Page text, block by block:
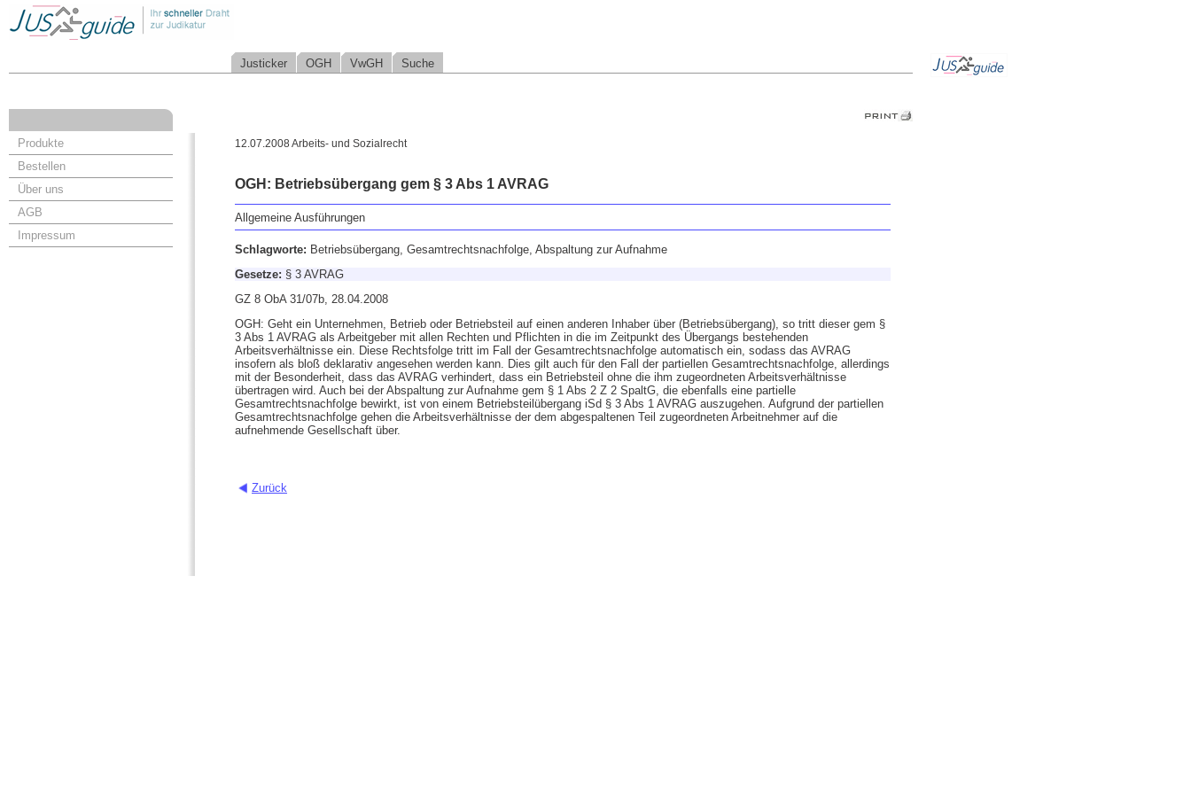
Justicker OGH VwGH Suche
Produkte
Bestellen
Über uns
AGB
Impressum
12.07.2008 Arbeits- und Sozialrecht
OGH: Betriebsübergang gem § 3 Abs 1 AVRAG
Allgemeine Ausführungen
Schlagworte: Betriebsübergang, Gesamtrechtsnachfolge, Abspaltung zur Aufnahme
Gesetze: § 3 AVRAG
GZ 8 ObA 31/07b, 28.04.2008
OGH: Geht ein Unternehmen, Betrieb oder Betriebsteil auf einen anderen Inhaber über (Betriebsübergang), so tritt dieser gem §
3 Abs 1 AVRAG als Arbeitgeber mit allen Rechten und Pflichten in die im Zeitpunkt des Übergangs bestehenden
Arbeitsverhältnisse ein. Diese Rechtsfolge tritt im Fall der Gesamtrechtsnachfolge automatisch ein, sodass das AVRAG
insofern als bloß deklarativ angesehen werden kann. Dies gilt auch für den Fall der partiellen Gesamtrechtsnachfolge, allerdings
mit der Besonderheit, dass das AVRAG verhindert, dass ein Betriebsteil ohne die ihm zugeordneten Arbeitsverhältnisse
übertragen wird. Auch bei der Abspaltung zur Aufnahme gem § 1 Abs 2 Z 2 SpaltG, die ebenfalls eine partielle
Gesamtrechtsnachfolge bewirkt, ist von einem Betriebsteilübergang iSd § 3 Abs 1 AVRAG auszugehen. Aufgrund der partiellen
Gesamtrechtsnachfolge gehen die Arbeitsverhältnisse der dem abgespaltenen Teil zugeordneten Arbeitnehmer auf die
aufnehmende Gesellschaft über.
Zurück